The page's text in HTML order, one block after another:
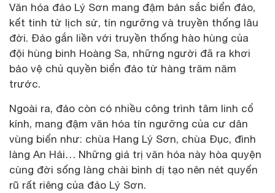
Văn hóa đảo Lý Sơn mang đậm bản sắc biển đảo,
kết tinh từ lịch sử, tín ngưỡng và truyền thống lâu
đời. Đảo gắn liền với truyền thống hào hùng của
đội hùng binh Hoàng Sa, những người đã ra khơi
bảo vệ chủ quyền biển đảo từ hàng trăm năm
trước.
Ngoài ra, đảo còn có nhiều công trình tâm linh cổ
kính, mang đậm văn hóa tín ngưỡng của cư dân
vùng biển như: chùa Hang Lý Sơn, chùa Đục, đình
làng An Hải… Những giá trị văn hóa này hòa quyện
cùng đời sống làng chài bình dị tạo nên nét quyến
rũ rất riêng của đảo Lý Sơn.